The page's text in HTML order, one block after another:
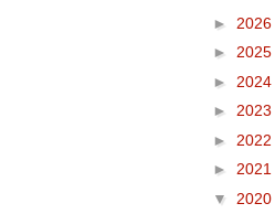
► 2026
► 2025
► 2024
► 2023
► 2022
► 2021
▼ 2020